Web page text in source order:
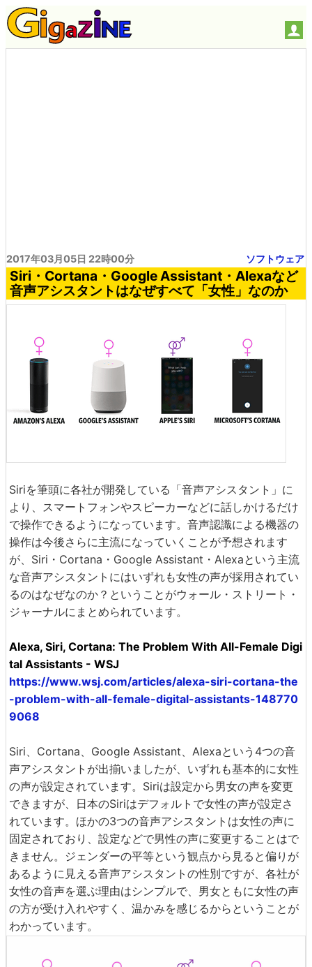
2017年03月05日 22時00分 ソフトウェア
Siri・Cortana・Google Assistant・Alexaなど
音声アシスタントはなぜすべて「女性」なのか
Siriを筆頭に各社が開発している「音声アシスタント」に
より、スマートフォンやスピーカーなどに話しかけるだけ
で操作できるようになっています。音声認識による機器の
操作は今後さらに主流になっていくことが予想されます
が、Siri・Cortana・Google Assistant・Alexaという主流
な音声アシスタントにはいずれも女性の声が採用されてい
るのはなぜなのか？ということがウォール・ストリート・
ジャーナルにまとめられています。
Alexa, Siri, Cortana: The Problem With All-Female Digi
tal Assistants - WSJ
https://www.wsj.com/articles/alexa-siri-cortana-the
-problem-with-all-female-digital-assistants-148770
9068
Siri、Cortana、Google Assistant、Alexaという4つの音
声アシスタントが出揃いましたが、いずれも基本的に女性
の声が設定されています。Siriは設定から男女の声を変更
できますが、日本のSiriはデフォルトで女性の声が設定さ
れています。ほかの3つの音声アシスタントは女性の声に
固定されており、設定などで男性の声に変更することはで
きません。ジェンダーの平等という観点から見ると偏りが
あるように見える音声アシスタントの性別ですが、各社が
女性の音声を選ぶ理由はシンプルで、男女ともに女性の声
の方が受け入れやすく、温かみを感じるからということが
わかっています。